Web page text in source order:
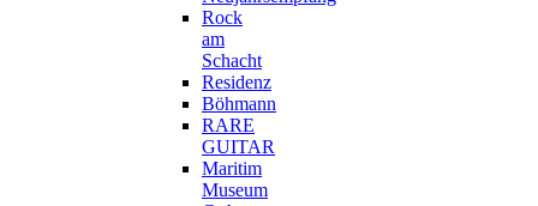
Rock
am
Schacht
Residenz
Böhmann
RARE
GUITAR
Maritim
Museum